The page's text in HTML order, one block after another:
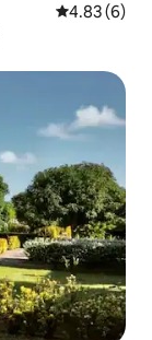
औसत रेटिंग 5 में
4.83 (6)